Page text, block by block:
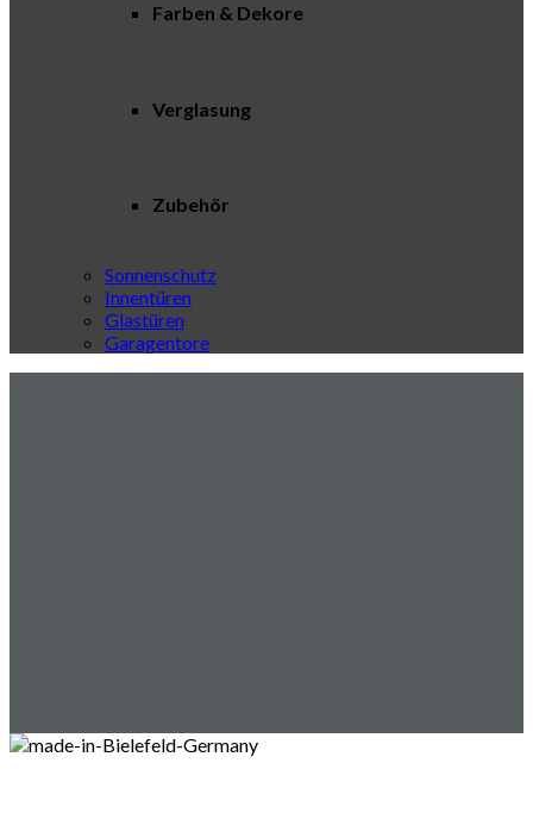
Farben & Dekore
Verglasung
Zubehör
Sonnenschutz
Innentüren
Glastüren
Garagentore